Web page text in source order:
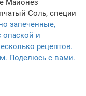
Майонез
Соль, специи
запеченные,
опаской и
рецептов.
Поделюсь с вами.